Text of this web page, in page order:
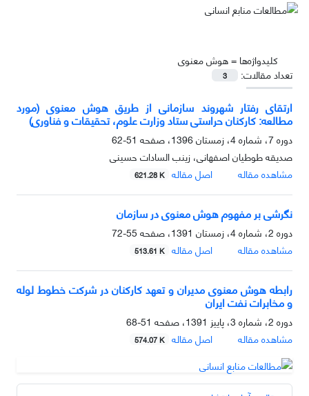
کلیدواژه‌ها =هوش معنوی
تعداد مقالات:
3
ارتقای رفتار شهروند سازمانی از طریق هوش معنوی (مورد
مطالعه: کارکنان حراستی ستاد وزارت علوم، تحقیقات و فناوری)
دوره 7، شماره 4، زمستان 1396، صفحه
51-62
صدیقه طوطیان اصفهانی، زینب السادات حسینی
مشاهده مقاله
اصل مقاله 621.28 K
نگرشی بر مفهوم هوش معنوی در سازمان
دوره 2، شماره 4، زمستان 1391، صفحه
55-72
مشاهده مقاله
اصل مقاله 513.61 K
رابطه هوش معنوی مدیران و تعهد کارکنان در شرکت خطوط لوله
و مخابرات نفت ایران
دوره 2، شماره 3، پاییز 1391، صفحه
51-68
مشاهده مقاله
اصل مقاله 574.07 K